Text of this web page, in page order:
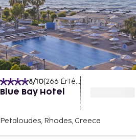
8/10(266 Értékelések
Blue Bay Hotel
Petaloudes, Rhodes, Greece